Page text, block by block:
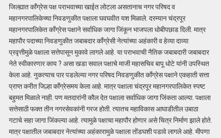
जिल्ह्यात काँग्रेस पक्ष पराभवाच्या खाईत लोटला असतानाच नगर परिषद व
महानगरपालिकेच्या निवडणुकीत पक्षाला घवघवीत यश मिळाले. दरम्यान चंद्रपूर
महानगरपालिकेत काँग्रेस पक्षाने सर्वाधिक जागा जिंकून भाजपला धोबीपछाड दिली. मात्र
महापौर पदाच्या निवडणुकीत जबाबदार काँग्रेसी नेत्यांच्या अहंकारी व हेव्या दाव्या
प्रवृत्तीमुळे पक्षाला सत्तेपासून मुकावे लागले आहे. या पराभवाची नैतिक जबाबदारी जबाबदार
नेते स्वीकारणार काय ? असा खडा सवाल पक्षाचे माजी महासचिव बापू धोटे यांनी उपस्थित
केला आहे. नुकत्याच पार पडलेल्या नगर परिषद निवडणुकीत काँग्रेस पक्षाने एकहाती सत्ता
प्राप्त करीत जिल्हा काँग्रेसमय केला आहे. मात्र पक्षाला चंद्रपूर महानगरपालिकेत स्पष्ट
बहुमत मिळाले नाही. पण मतदारांनी कौल देत पक्षाला सर्वाधिक जागा जिंकता आल्या. पक्षाला
सत्तेसाठी फक्त तीन नगरसेवकांनी गरज होती. त्यातच महाविकास आघाडीतील उबाठा
गटाचे सहा जागा जिंकल्या आहे. त्यामुळे पक्षाचा महापौर होणार असे चित्र निर्माण झाले होते.
मात्र पक्षातील जबाबदार नेत्यांच्या अहंकारामुळे पक्षाला तोंडघशी पडावे लागले आहे. मीपणा